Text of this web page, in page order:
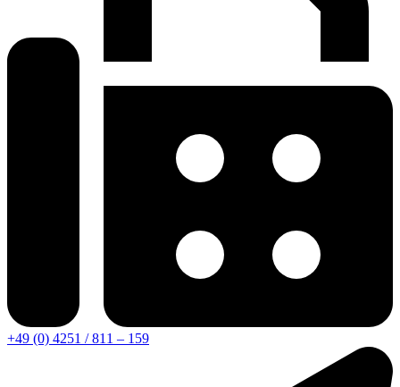
+49 (0) 4251 / 811 – 159